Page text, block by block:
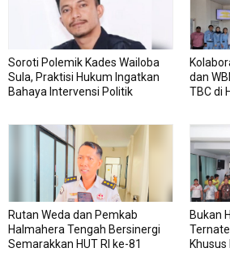
Soroti Polemik Kades Wailoba
Sula, Praktisi Hukum Ingatkan
Bahaya Intervensi Politik
dan
TBC di
Rutan Weda dan Pemkab
Halmahera Tengah Bersinergi
Semarakkan HUT RI ke-81
Bukan